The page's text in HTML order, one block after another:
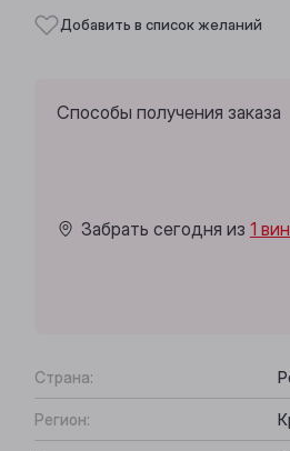
Добавить в список желаний
Способы получения заказа
Забрать сегодня из 1
Страна:
Регион: